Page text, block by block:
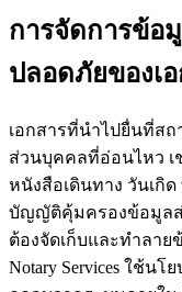
การจัดการข้อ
ปลอดภัยของเ
เอกสารที่นำไปยื่นที่ส
ส่วนบุคคลที่อ่อนไหว เ
หนังสือเดินทาง วันเกิ
บัญญัติคุ้มครองข้อมูลส่
ต้องจัดเก็บและทำลา
Notary Services ใช้นโ